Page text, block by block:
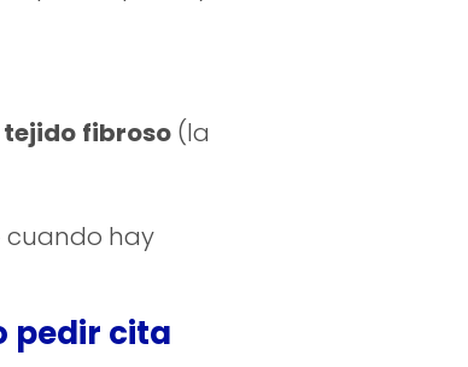
tejido fibroso (la
cuando hay
pedir cita